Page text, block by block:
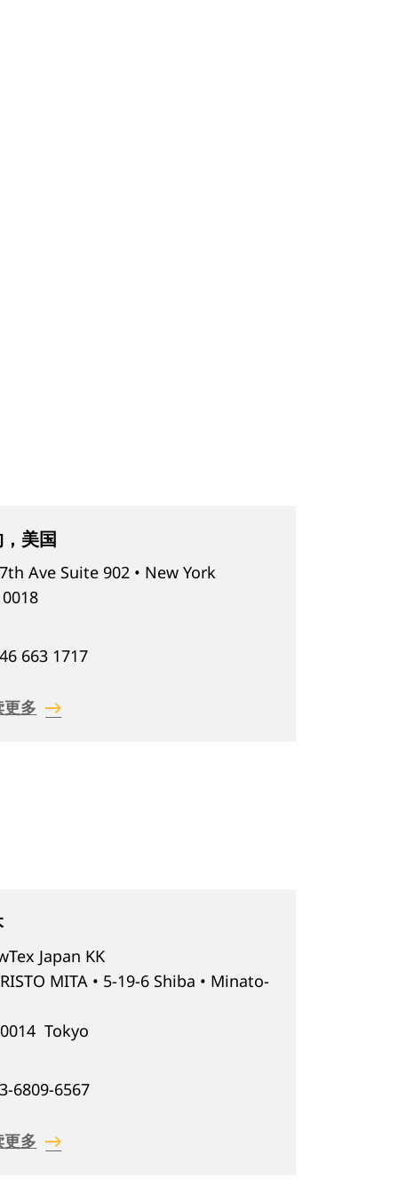
美国
Ave Suite 902 • New York
663 1717
多
Japan KK
MITA • 5-19-6 Shiba • Minato-
Tokyo
6809-6567
多